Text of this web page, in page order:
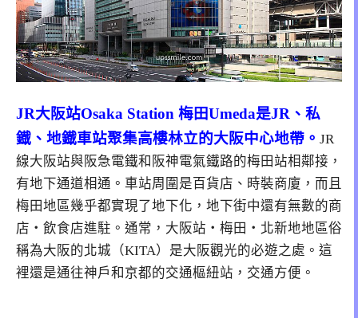
JR大阪站Osaka Station 梅田Umeda是JR、私
鐡、地鐡車站聚集高樓林立的大阪中心地帶。 JR
線大阪站與阪急電鐵和阪神電氣鐵路的梅田站相鄰接，
有地下通道相通。車站周圍是百貨店、時裝商廈，而且
梅田地區幾乎都實現了地下化，地下街中還有無數的商
店・飲食店進駐。通常，大阪站・梅田・北新地地區俗
稱為大阪的北城（KITA）是大阪觀光的必遊之處。這
裡還是通往神戶和京都的交通樞紐站，交通方便。